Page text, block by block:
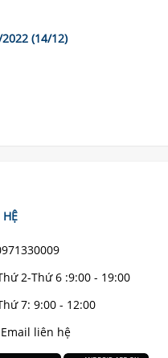
(14/12)
HỆ
2-Thứ 6 :9:00 - 19:00
7: 9:00 - 12:00
Email liên hệ